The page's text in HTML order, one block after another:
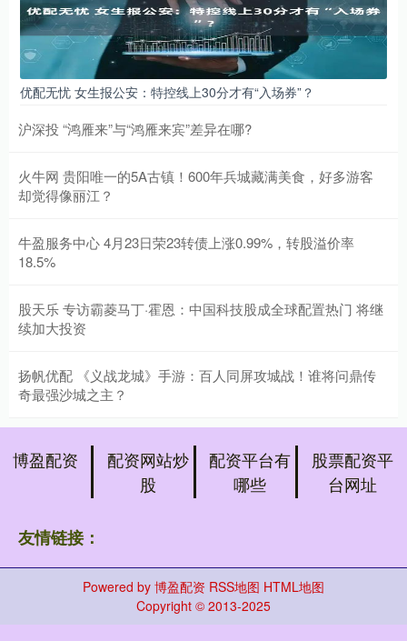
优配无忧 女生报公安：特控线上30分才有“入场券”？
沪深投 “鸿雁来”与“鸿雁来宾”差异在哪?
火牛网 贵阳唯一的5A古镇！600年兵城藏满美食，好多游客
却觉得像丽江？
牛盈服务中心 4月23日荣23转债上涨0.99%，转股溢价率
18.5%
股天乐 专访霸菱马丁·霍恩：中国科技股成全球配置热门 将继
续加大投资
扬帆优配 《义战龙城》手游：百人同屏攻城战！谁将问鼎传
奇最强沙城之主？
博盈配资
配资网站炒
股
配资平台有
哪些
股票配资平
台网址
友情链接：
Powered by 博盈配资 RSS地图 HTML地图
Copyright © 2013-2025